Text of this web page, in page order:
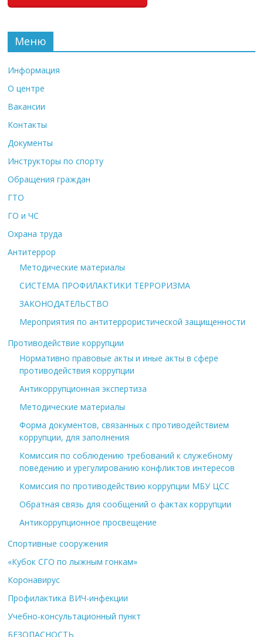
Меню
Информация
О центре
Вакансии
Контакты
Документы
Инструкторы по спорту
Обращения граждан
ГТО
ГО и ЧС
Охрана труда
Антитеррор
Методические материалы
СИСТЕМА ПРОФИЛАКТИКИ ТЕРРОРИЗМА
ЗАКОНОДАТЕЛЬСТВО
Мероприятия по антитеррористической защищенности
Противодействие коррупции
Нормативно правовые акты и иные акты в сфере
противодействия коррупции
Антикоррупционная экспертиза
Методические материалы
Форма документов, связанных с противодействием
коррупции, для заполнения
Комиссия по соблюдению требований к служебному
поведению и урегулированию конфликтов интересов
Комиссия по противодействию коррупции МБУ ЦСС
Обратная связь для сообщений о фактах коррупции
Антикоррупционное просвещение
Спортивные сооружения
«Кубок СГО по лыжным гонкам»
Коронавирус
Профилактика ВИЧ-инфекции
Учебно-консультационный пункт
БЕЗОПАСНОСТЬ